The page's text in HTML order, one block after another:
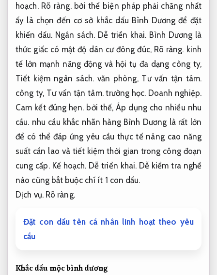
hoạch. Rõ ràng.bởi thế biện pháp phải chăng nhất
ấy là chọn đến cơ sở khắc dấu Bình Dương để đặt
khiến dấu. Ngân sách. Dễ triển khai. Bình Dương là
thức giấc có mật độ dân cư đông đúc, Rõ ràng. kinh
tế lớn mạnh năng động và hội tụ đa dạng công ty,
Tiết kiệm ngân sách. văn phòng, Tư vấn tận tâm.
công ty, Tư vấn tận tâm.trường học. Doanh nghiệp.
Cam kết đúng hẹn. bởi thế, Áp dụng cho nhiều nhu
cầu. nhu cầu khắc nhãn hàng Bình Dương là rất lớn
để có thể đáp ứng yêu cầu thực tế nâng cao năng
suất cần lao và tiết kiệm thời gian trong công đoạn
cung cấp. Kế hoạch. Dễ triển khai. Dễ kiểm tra nghề
nào cũng bắt buộc chí ít 1 con dấu.
Dịch vụ. Rõ ràng.
Đặt con dấu tên cá nhân linh hoạt theo yêu
cầu
Khắc dấu mộc bình dương